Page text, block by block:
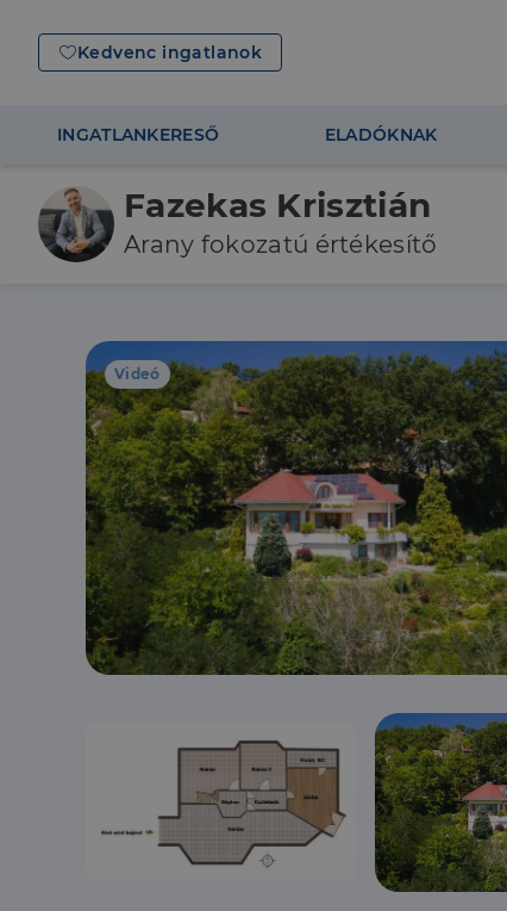
Kedvenc ingatlanok
INGATLANKERESŐ ELADÓKNAK
Videó
Fazekas Krisztián
Arany fokozatú értékesítő